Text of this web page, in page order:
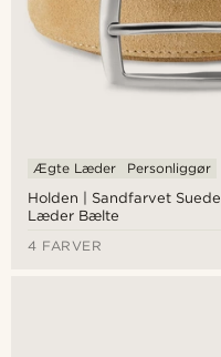
Holden | Sandfarvet Suede
Læder Bælte
Ægte Læder Personliggør
4 FARVER